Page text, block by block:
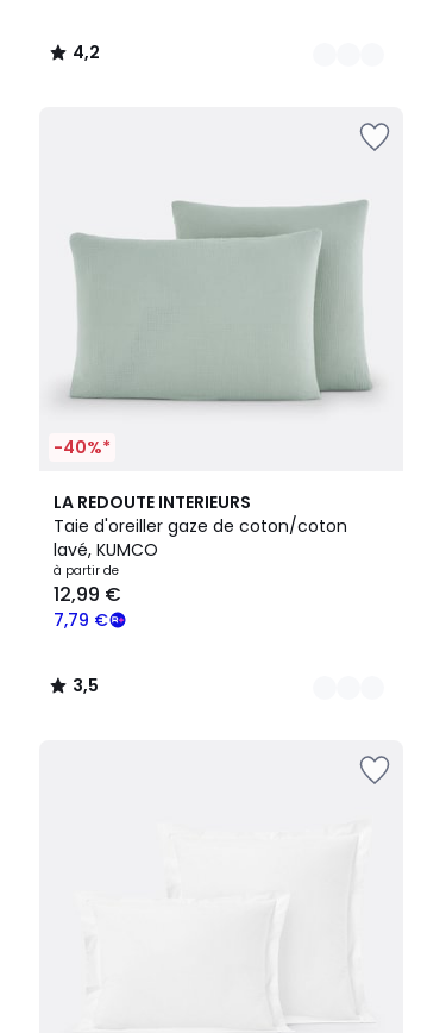
4,2
/
-40%*
LA REDOUTE INTERIEURS
Taie d'oreiller gaze de coton/coton
lavé, KUMCO
à partir de
7,79 €
12,99 €
3,5
/ 5
10
Couleurs
3,5
/